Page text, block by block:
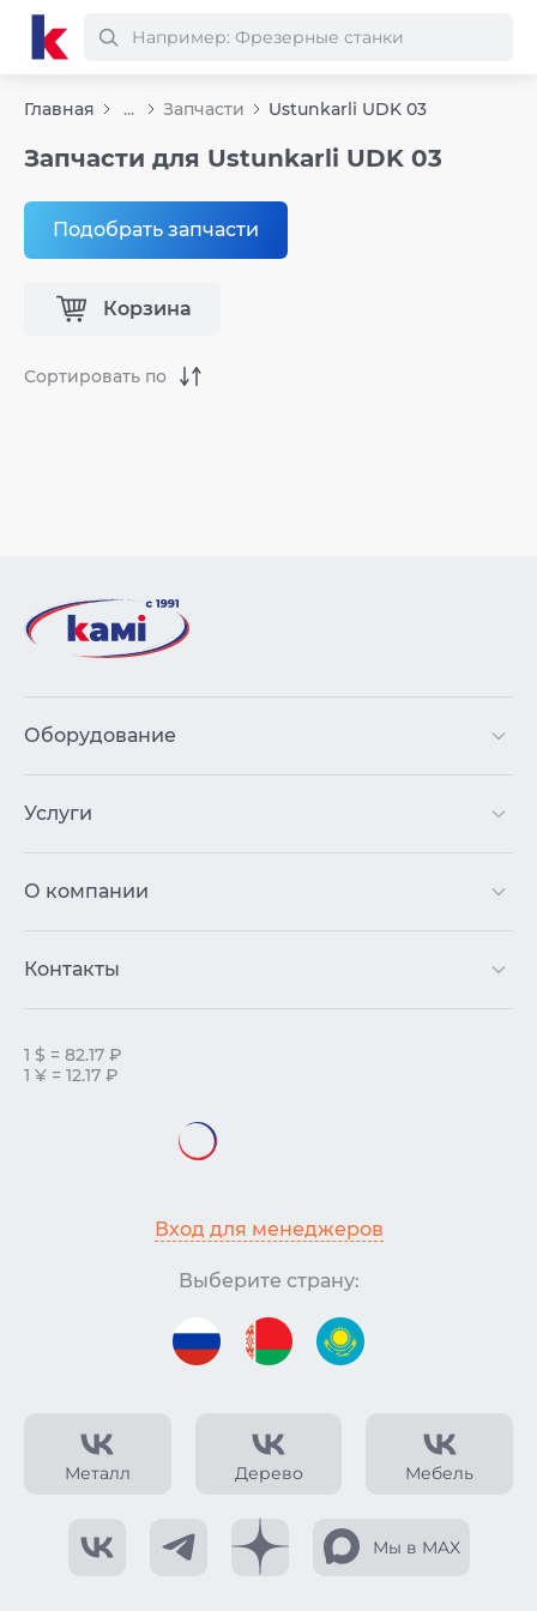
Главная ... Запчасти Ustunkarli UDK 03
Запчасти для Ustunkarli UDK 03
Подобрать запчасти
Корзина
Металл Дерево Мебель
Мы в MAX
Оборудование
Услуги
О компании
Контакты
1 $ = 82.17 ₽
1 ¥ = 12.17 ₽
Вход для менеджеров
Выберите страну: